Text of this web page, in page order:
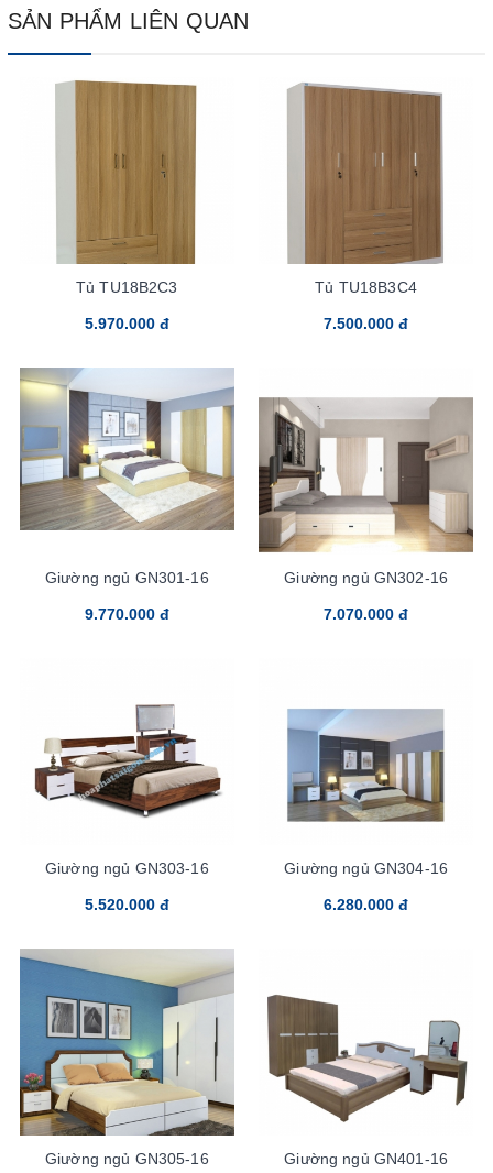
SẢN PHẨM LIÊN QUAN
Tủ TU18B2C3
5.970.000 đ
Tủ TU18B3C4
7.500.000 đ
Giường ngủ GN301-16
9.770.000 đ
Giường ngủ GN302-16
7.070.000 đ
Giường ngủ GN303-16
5.520.000 đ
Giường ngủ GN304-16
6.280.000 đ
Giường ngủ GN305-16 Giường ngủ GN401-16